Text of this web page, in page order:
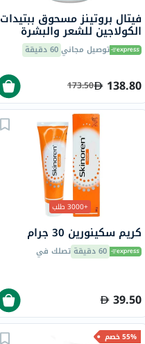
فيتال بروتينز مسحوق ببتيدات
الكولاجين للشعر والبشرة
والأظافر 284 جرامتوصيل مجاني60 دقيقة
138.80
173.50
+3000 طلب
كريم سكينورين 30 جرام
60 دقيقة تصلك في
39.50
55% خصم